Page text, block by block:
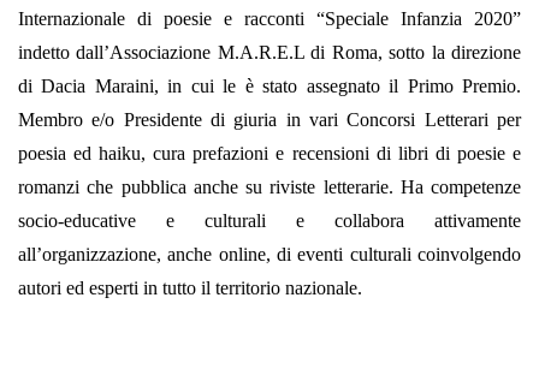
Internazionale di poesie e racconti “Speciale Infanzia 2020”
indetto dall’Associazione M.A.R.E.L di Roma, sotto la direzione
di Dacia Maraini, in cui le è stato assegnato il Primo Premio.
Membro e/o Presidente di giuria in vari Concorsi Letterari per
poesia ed haiku, cura prefazioni e recensioni di libri di poesie e
romanzi che pubblica anche su riviste letterarie. Ha competenze
socio-educative e culturali e collabora attivamente
all’organizzazione, anche online, di eventi culturali coinvolgendo
autori ed esperti in tutto il territorio nazionale.